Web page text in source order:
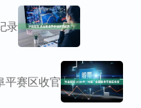
录
平赛区收官